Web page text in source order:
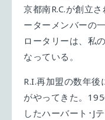
京都南R.C.が創立
ーターメンバーの
ロータリーは、私
なっている。
R.I.再加盟の数年
がやってきた。
したハーバート･J